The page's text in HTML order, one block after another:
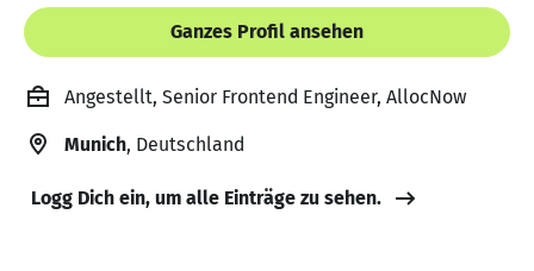
Ganzes Profil ansehen
Angestellt, Senior Frontend Engineer, AllocNow
Munich, Deutschland
Logg Dich ein, um alle Einträge zu sehen.